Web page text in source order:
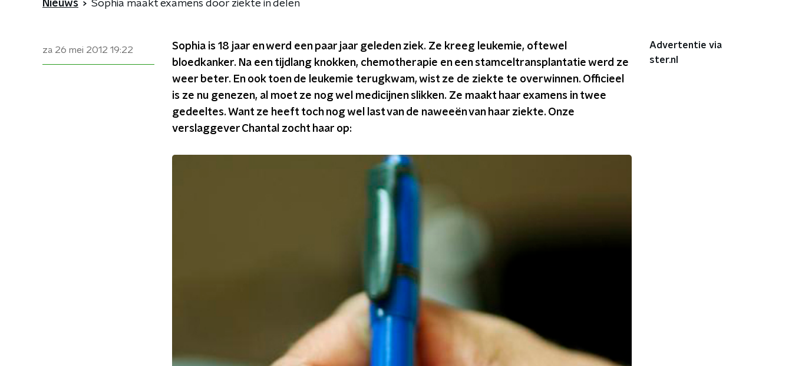
Nieuws Sophia maakt examens door ziekte in delen
za 26 mei 2012 19:22
Sophia is 18 jaar en werd een paar jaar geleden ziek. Ze kreeg leukemie, oftewel
bloedkanker. Na een tijdlang knokken, chemotherapie en een stamceltransplantatie werd ze
weer beter. En ook toen de leukemie terugkwam, wist ze de ziekte te overwinnen. Officieel
is ze nu genezen, al moet ze nog wel medicijnen slikken. Ze maakt haar examens in twee
gedeeltes. Want ze heeft toch nog wel last van de naweeën van haar ziekte. Onze
verslaggever Chantal zocht haar op:
Advertentie via
ster.nl